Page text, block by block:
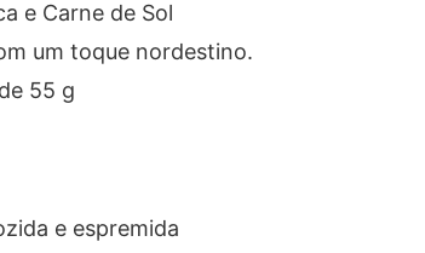
e Carne de Sol
um toque nordestino.
55 g
e espremida